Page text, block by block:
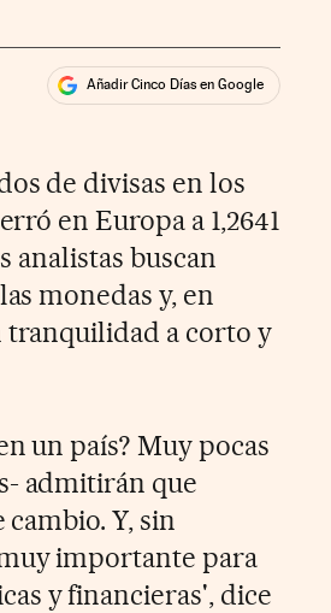
Añadir Cinco Días en Google
de divisas en los
en Europa a 1,2641
analistas buscan
monedas y, en
tranquilidad a corto y
un país? Muy pocas
admitirán que
Y, sin
importante para
y financieras', dice